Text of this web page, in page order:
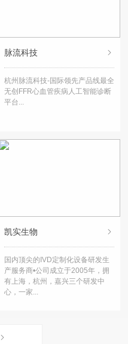
脉流科技
杭州脉流科技-国际领先产品线最全
无创FFR心血管疾病人工智能诊断
平台...
凯实生物
国内顶尖的IVD定制化设备研发生
产服务商•公司成立于2005年，拥
有上海，杭州，嘉兴三个研发中
心，一家...